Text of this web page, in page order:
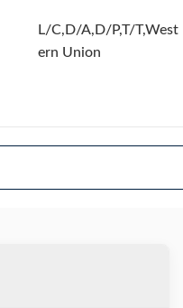
L/C,D/A,D/P,T/T,West
ern Union